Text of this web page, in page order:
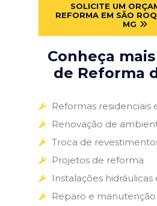
SOLICITE UM
REFORMA EM SÃO
MG
Conheça
de Reforma
Reformas residenciais
Renovação de
Troca de
Projetos de reforma
Instalações hidráulicas
Reparo e